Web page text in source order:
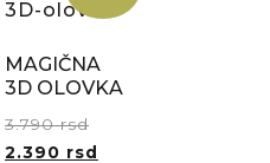
MAGIČNA
3D OLOVKA
3.790rsd
2.390 rsd